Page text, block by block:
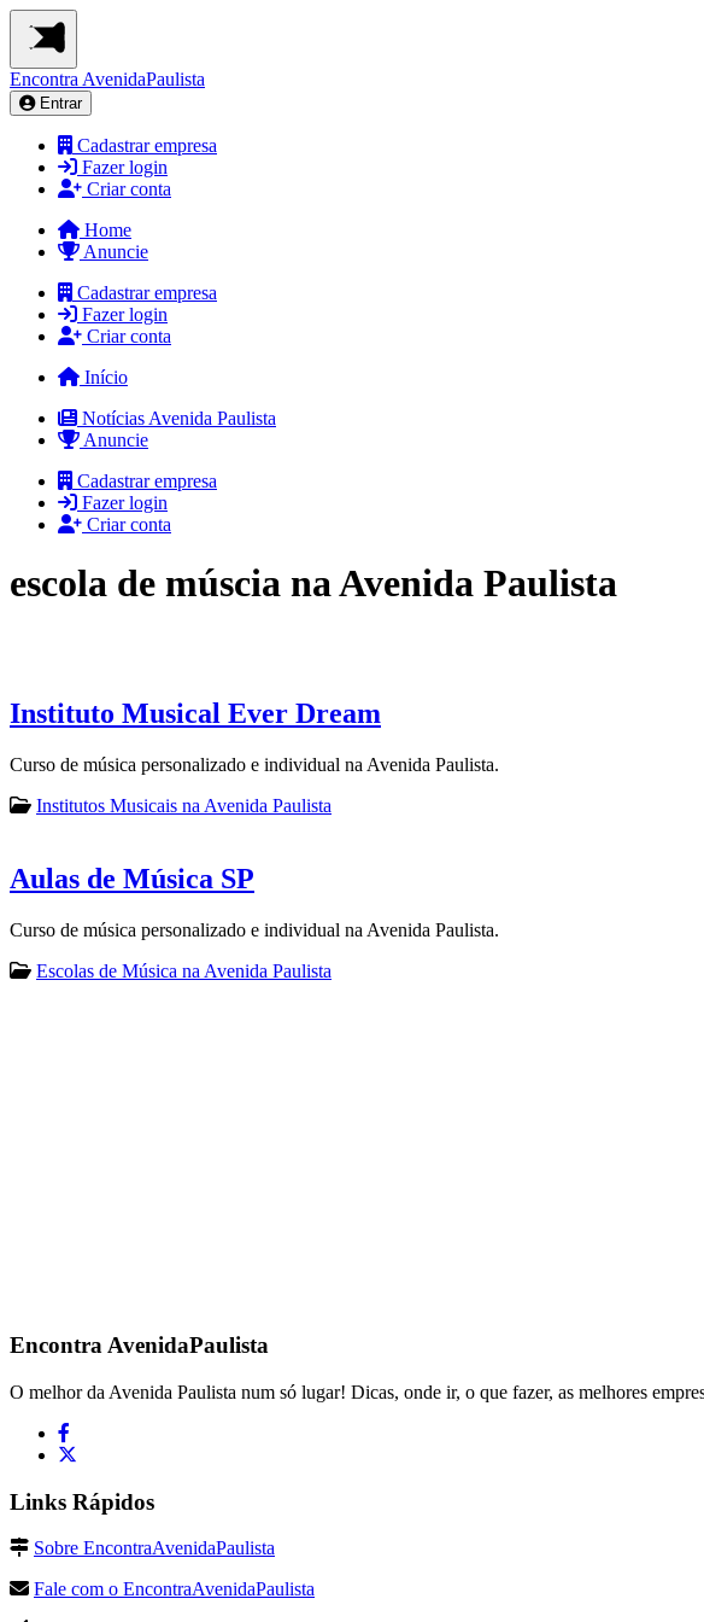
Encontra AvenidaPaulista
Entrar
Cadastrar empresa
Fazer login
Criar conta
Home
Anuncie
Cadastrar empresa
Fazer login
Criar conta
Início
Notícias Avenida Paulista
Anuncie
Cadastrar empresa
Fazer login
Criar conta
escola de múscia na Avenida Paulista
Instituto Musical Ever Dream
Curso de música personalizado e individual na Avenida Paulista.
Institutos Musicais na Avenida Paulista
Aulas de Música SP
Curso de música personalizado e individual na Avenida Paulista.
Escolas de Música na Avenida Paulista
EncontraAvenidaPaulista
O melhor da Avenida Paulista num só lugar! Dicas, onde ir, o que fazer, as melhores
Links Rápidos
Sobre EncontraAvenidaPaulista
Fale com o EncontraAvenidaPaulista